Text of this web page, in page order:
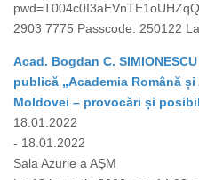
2903 7775 Passcode: 250122
Acad. Bogdan C.
publică „Academia Română
Moldovei – provocări și
18.01.2022
- 18.01.2022
Sala Azurie a AȘM